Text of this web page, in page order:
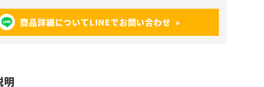
商品詳細についてLINEでお問い合わせ